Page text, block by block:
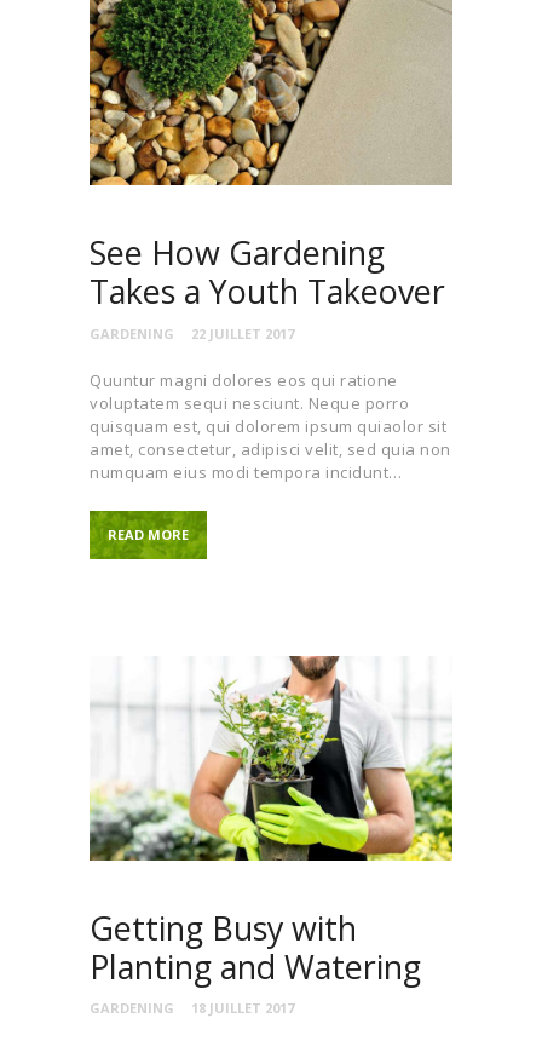
See How Gardening
Takes a Youth Takeover
GARDENING 22 JUILLET 2017
Quuntur magni dolores eos qui ratione
voluptatem sequi nesciunt. Neque porro
quisquam est, qui dolorem ipsum quiaolor sit
amet, consectetur, adipisci velit, sed quia non
numquam eius modi tempora incidunt…
READ MORE
Getting Busy with
Planting and Watering
GARDENING 18 JUILLET 2017